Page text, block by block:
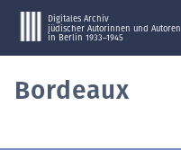
Digitales Archiv
jüdischer Autorinnen und Autoren
in Berlin 1933–1945
Bordeaux